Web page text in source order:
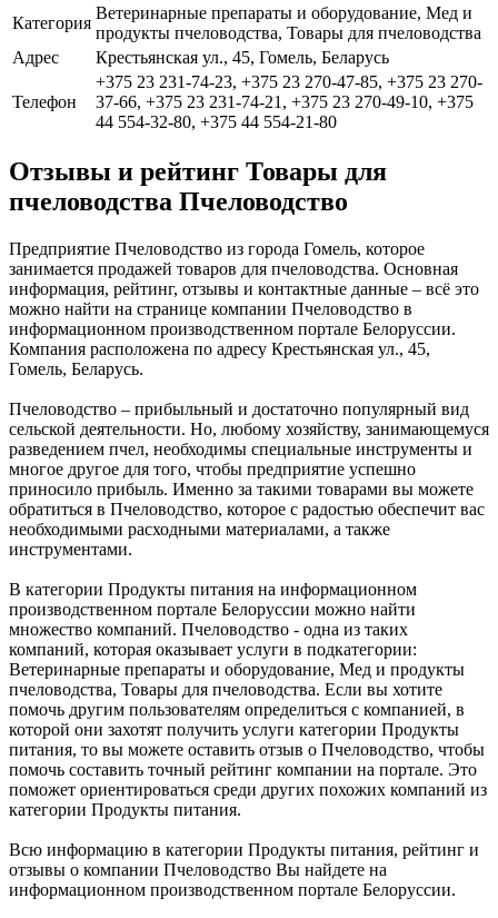
Категория
Ветеринарные препараты и оборудование, Мед и
продукты пчеловодства, Товары для пчеловодства
Адрес
Крестьянская ул., 45, Гомель, Беларусь
Телефон
+375 23 231-74-23, +375 23 270-47-85, +375 23 270-
37-66, +375 23 231-74-21, +375 23 270-49-10, +375
44 554-32-80, +375 44 554-21-80
Отзывы и рейтинг Товары для
пчеловодства Пчеловодство
Предприятие Пчеловодство из города Гомель, которое
занимается продажей товаров для пчеловодства. Основная
информация, рейтинг, отзывы и контактные данные – всё это
можно найти на странице компании Пчеловодство в
информационном производственном портале Белоруссии.
Компания расположена по адресу Крестьянская ул., 45,
Гомель, Беларусь.
Пчеловодство – прибыльный и достаточно популярный вид
сельской деятельности. Но, любому хозяйству, занимающемуся
разведением пчел, необходимы специальные инструменты и
многое другое для того, чтобы предприятие успешно
приносило прибыль. Именно за такими товарами вы можете
обратиться в Пчеловодство, которое с радостью обеспечит вас
необходимыми расходными материалами, а также
инструментами.
В категории Продукты питания на информационном
производственном портале Белоруссии можно найти
множество компаний. Пчеловодство - одна из таких
компаний, которая оказывает услуги в подкатегории:
Ветеринарные препараты и оборудование, Мед и продукты
пчеловодства, Товары для пчеловодства. Если вы хотите
помочь другим пользователям определиться с компанией, в
которой они захотят получить услуги категории Продукты
питания, то вы можете оставить отзыв о Пчеловодство, чтобы
помочь составить точный рейтинг компании на портале. Это
поможет ориентироваться среди других похожих компаний из
категории Продукты питания.
Всю информацию в категории Продукты питания, рейтинг и
отзывы о компании Пчеловодство Вы найдете на
информационном производственном портале Белоруссии.